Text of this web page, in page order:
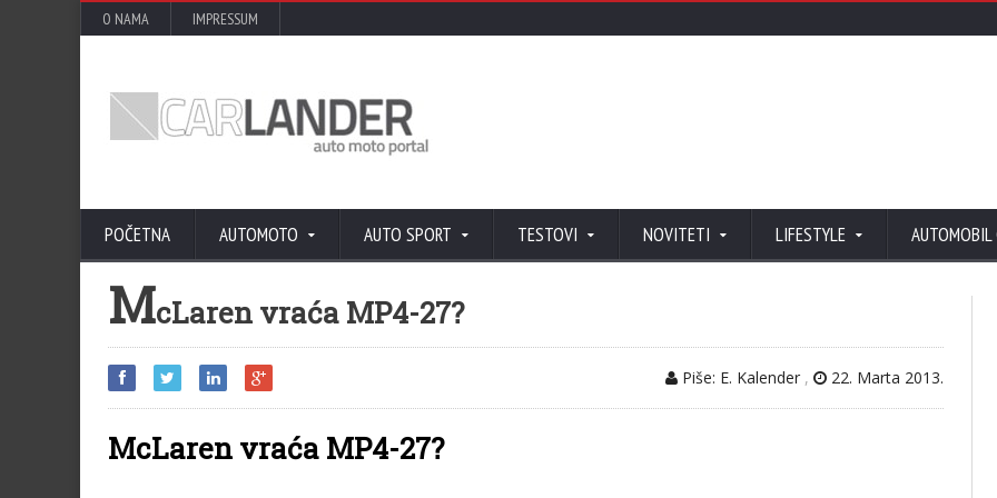
O NAMA IMPRESSUM
POČETNA AUTOMOTO AUTO SPORT TESTOVI NOVITETI LIFESTYLE AUTOMOBIL
McLaren vraća MP4-27?
Piše: E. Kalender , 22. Marta 2013.
McLaren vraća MP4-27?